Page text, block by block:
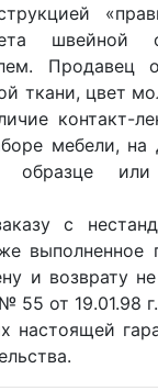
швейной
Продавец
ткани, цвет
контакт-
мебели, на
образце или
с
выполненное
и возврату
55 от 19.01.98
настоящей